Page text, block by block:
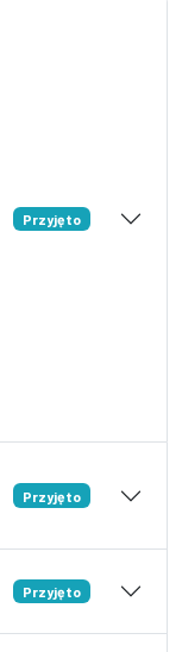
Przyjęto
Przyjęto
Przyjęto